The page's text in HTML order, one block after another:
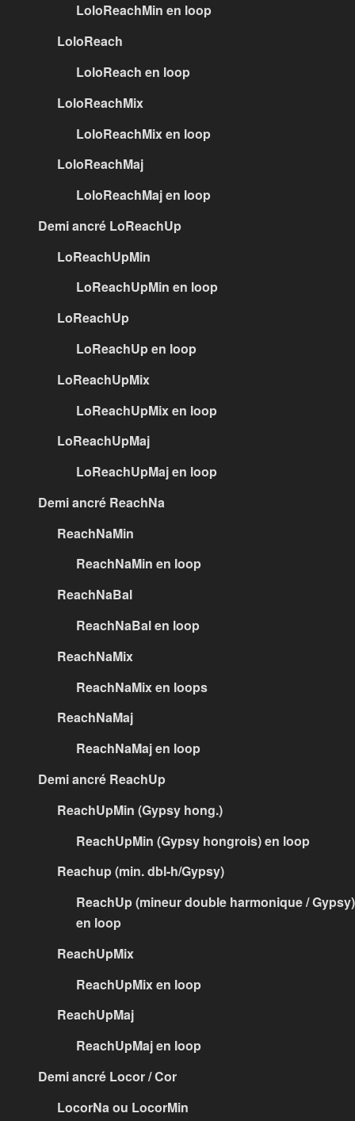
LoloReachMin en loop
LoloReach
LoloReach en loop
LoloReachMix
LoloReachMix en loop
LoloReachMaj
LoloReachMaj en loop
Demi ancré LoReachUp
LoReachUpMin
LoReachUpMin en loop
LoReachUp
LoReachUp en loop
LoReachUpMix
LoReachUpMix en loop
LoReachUpMaj
LoReachUpMaj en loop
Demi ancré ReachNa
ReachNaMin
ReachNaMin en loop
ReachNaBal
ReachNaBal en loop
ReachNaMix
ReachNaMix en loops
ReachNaMaj
ReachNaMaj en loop
Demi ancré ReachUp
ReachUpMin (Gypsy hong.)
ReachUpMin (Gypsy hongrois) en loop
Reachup (min. dbl-h/Gypsy)
ReachUp (mineur double harmonique / Gypsy)
en loop
ReachUpMix
ReachUpMix en loop
ReachUpMaj
ReachUpMaj en loop
Demi ancré Locor / Cor
LocorNa ou LocorMin